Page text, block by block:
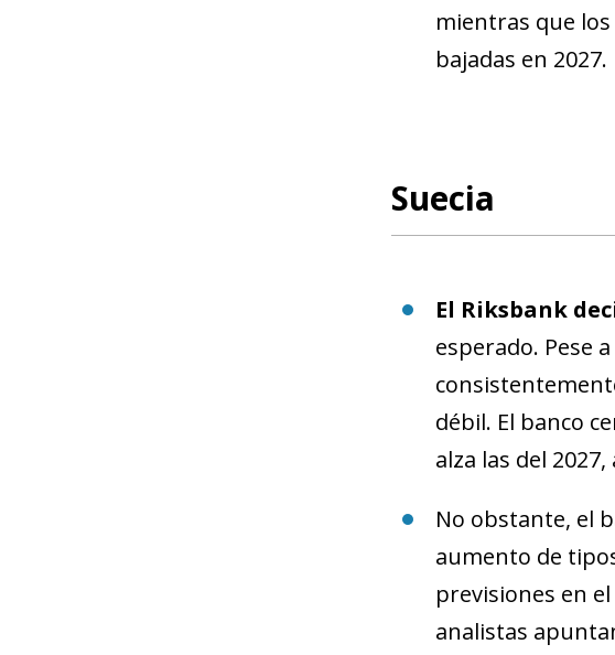
mientras que
bajadas en 2027.
Suecia
El Riksbank
esperado. Pese
débil. El banco
alza las del
No obstante, el
aumento de
previsiones en
analistas